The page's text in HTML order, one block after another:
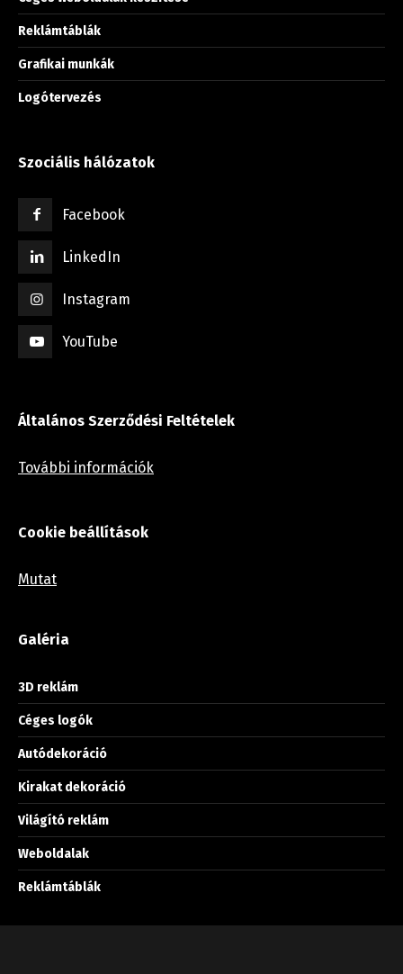
Reklámtáblák
Grafikai munkák
Logótervezés
Szociális hálózatok
Facebook
LinkedIn
Instagram
YouTube
Általános Szerződési Feltételek
További információk
Cookie beállítások
Mutat
Galéria
3D reklám
Céges logók
Autódekoráció
Kirakat dekoráció
Világító reklám
Weboldalak
Reklámtáblák